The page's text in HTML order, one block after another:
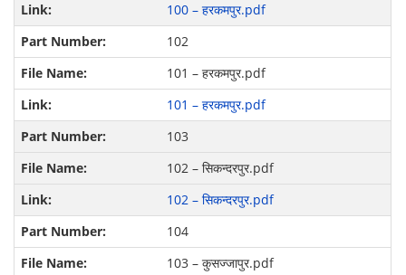
100 – हरकमपुर.pdf
102
101 – हरकमपुर.pdf
101 – हरकमपुर.pdf
103
102 – सिकन्दरपुर.pdf
102 – सिकन्दरपुर.pdf
104
103 – कुसज्जापुर.pdf